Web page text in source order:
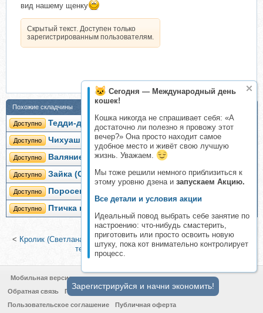
Сегодня — Международный день
кошек!
Кошка никогда не спрашивает себя: «А
достаточно ли полезно я провожу этот
вечер?» Она просто находит самое
удобное место и живёт свою лучшую
жизнь. Уважаем.
Мы тоже решили немного приблизиться к
этому уровню дзена и запускаем Акцию.
Все детали и условия акции
Идеальный повод выбрать себе занятие по
настроению: что-нибудь смастерить,
приготовить или просто освоить новую
штуку, пока кот внимательно контролирует
процесс.
вид нашему щенку
Скрытый текст. Доступен только
зарегистрированным пользователям.
Похожие складчины
Доступно Тедди-долл 7,5 см (Светлана Гуменникова)
Доступно Чихуашка (Светлана Гуменникова)
Доступно Валяние померанского шпица (feyaya1)
Доступно Зайка (Светлана Гуменникова)
Доступно Поросенок (Светлана Гуменникова)
Доступно Птичка на счастье (Светлана Гуменникова)
< Кролик (Светлана Гуменникова) | Выкройка Ёжика по технологии
тедди (Людмила Плотницкая)>
Мобильная версия
Обратная связь
Политика конфиденциальности
Пользовательское соглашение
Публичная оферта
Зарегистрируйся и начни экономить!